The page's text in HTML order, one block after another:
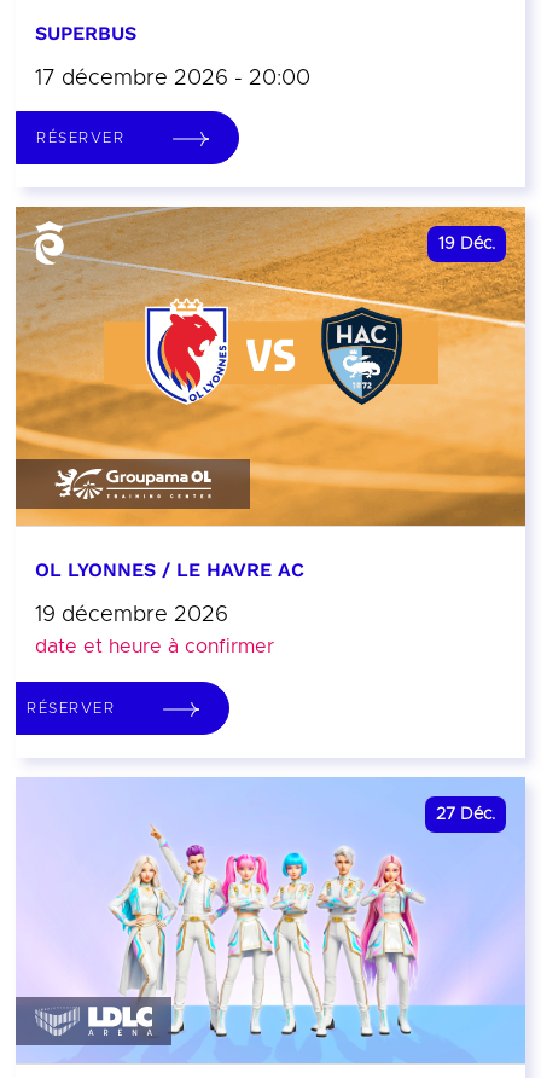
SUPERBUS
17 décembre 2026 - 20:00
RÉSERVER
19 Déc.
OL LYONNES / LE HAVRE AC
19 décembre 2026
date et heure à confirmer
RÉSERVER
27 Déc.